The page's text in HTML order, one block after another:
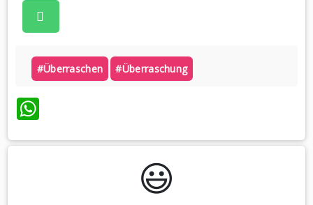
#überraschen #überraschung
WhatsApp
😃️